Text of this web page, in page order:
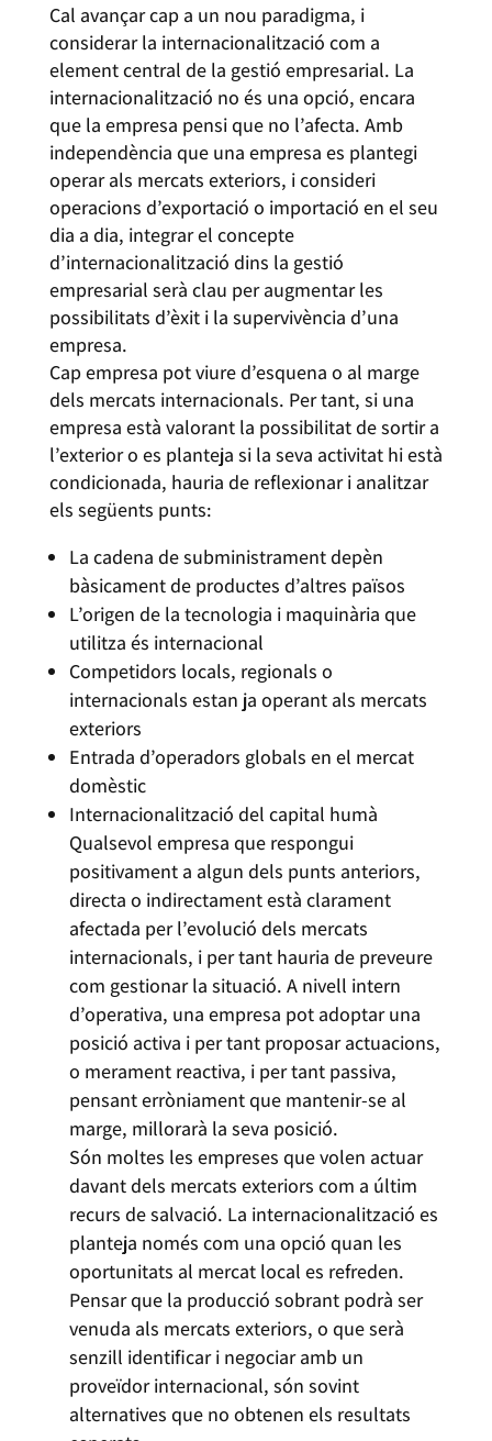
Cal avançar cap a un nou paradigma, i
considerar la internacionalització com a
element central de la gestió empresarial. La
internacionalització no és una opció, encara
que la empresa pensi que no l’afecta. Amb
independència que una empresa es plantegi
operar als mercats exteriors, i consideri
operacions d’exportació o importació en el seu
dia a dia, integrar el concepte
d’internacionalització dins la gestió
empresarial serà clau per augmentar les
possibilitats d’èxit i la supervivència d’una
empresa.
Cap empresa pot viure d’esquena o al marge
dels mercats internacionals. Per tant, si una
empresa està valorant la possibilitat de sortir a
l’exterior o es planteja si la seva activitat hi està
condicionada, hauria de reflexionar i analitzar
els següents punts:
La cadena de subministrament depèn
bàsicament de productes d’altres països
L’origen de la tecnologia i maquinària que
utilitza és internacional
Competidors locals, regionals o
internacionals estan ja operant als mercats
exteriors
Entrada d’operadors globals en el mercat
domèstic
Internacionalització del capital humà
Qualsevol empresa que respongui
positivament a algun dels punts anteriors,
directa o indirectament està clarament
afectada per l’evolució dels mercats
internacionals, i per tant hauria de preveure
com gestionar la situació. A nivell intern
d’operativa, una empresa pot adoptar una
posició activa i per tant proposar actuacions,
o merament reactiva, i per tant passiva,
pensant erròniament que mantenir-se al
marge, millorarà la seva posició.
Són moltes les empreses que volen actuar
davant dels mercats exteriors com a últim
recurs de salvació. La internacionalització es
planteja només com una opció quan les
oportunitats al mercat local es refreden.
Pensar que la producció sobrant podrà ser
venuda als mercats exteriors, o que serà
senzill identificar i negociar amb un
proveïdor internacional, són sovint
alternatives que no obtenen els resultats